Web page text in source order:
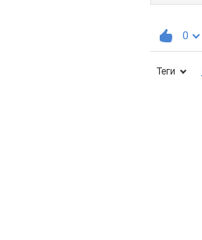
0
Теги